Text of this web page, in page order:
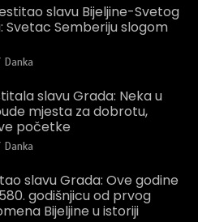
slavu Bijeljine-Svetog
Svetac Semberiju slogom
Danka
slavu Grada: Neka u
mjesta za dobrotu,
početke
Danka
slavu Grada: Ove godine
godišnjicu od prvog
Bijeljine u istoriji